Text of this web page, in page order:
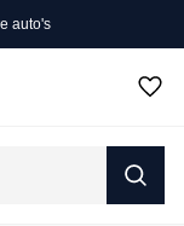
Persoonlijk advies op
Bij MAK
aanbod, van de
Bekijk ons